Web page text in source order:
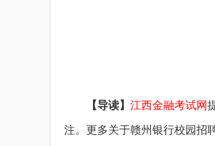
【导读】 江西金融考试网
注。更多关于赣州银行校园招